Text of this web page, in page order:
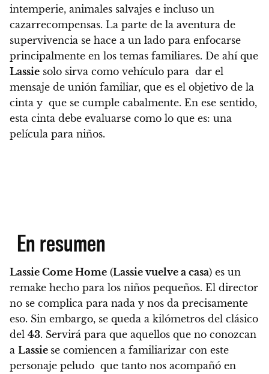
intemperie, animales salvajes e incluso un
cazarrecompensas. La parte de la aventura de
supervivencia se hace a un lado para enfocarse
principalmente en los temas familiares. De ahí que
Lassie solo sirva como vehículo para dar el
mensaje de unión familiar, que es el objetivo de la
cinta y que se cumple cabalmente. En ese sentido,
esta cinta debe evaluarse como lo que es: una
película para niños.
En resumen
Lassie Come Home (Lassie vuelve a casa) es un
remake hecho para los niños pequeños. El director
no se complica para nada y nos da precisamente
eso. Sin embargo, se queda a kilómetros del clásico
del 43. Servirá para que aquellos que no conozcan
a Lassie se comiencen a familiarizar con este
personaje peludo que tanto nos acompañó en